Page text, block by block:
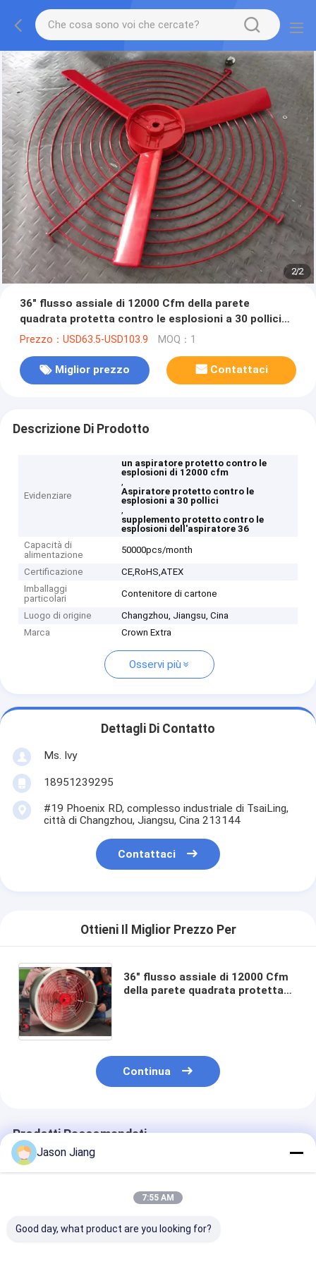
2/2
36" flusso assiale di 12000 Cfm della parete
quadrata protetta contro le esplosioni a 30 pollici
del ventilatore centrifugo in opposizione
Prezzo：USD63.5-USD103.9 MOQ：1
Miglior prezzo Contattaci
Descrizione Di Prodotto
Evidenziare
un aspiratore protetto contro le
esplosioni di 12000 cfm
,
Aspiratore protetto contro le
esplosioni a 30 pollici
,
supplemento protetto contro le
esplosioni dell'aspiratore 36
Capacità di
alimentazione
50000pcs/month
Certificazione
CE,RoHS,ATEX
Imballaggi
particolari
Contenitore di cartone
Luogo di origine
Changzhou, Jiangsu, Cina
Marca
Crown Extra
Osservi più
Dettagli Di Contatto
Ms. Ivy
18951239295
#19 Phoenix RD, complesso industriale di TsaiLing,
città di Changzhou, Jiangsu, Cina 213144
Contattaci
Ottieni Il Miglior Prezzo Per
36" flusso assiale di 12000 Cfm
della parete quadrata protetta
Continua
Prodotti Raccomandati
Jason Jiang
7:55 AM
Good day, what product are you looking for?